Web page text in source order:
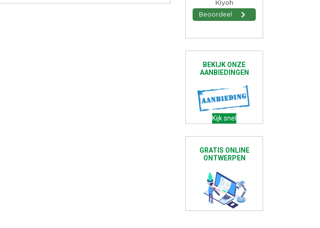
BEKIJK ONZE
AANBIEDINGEN
Kijk snel
GRATIS ONLINE
ONTWERPEN